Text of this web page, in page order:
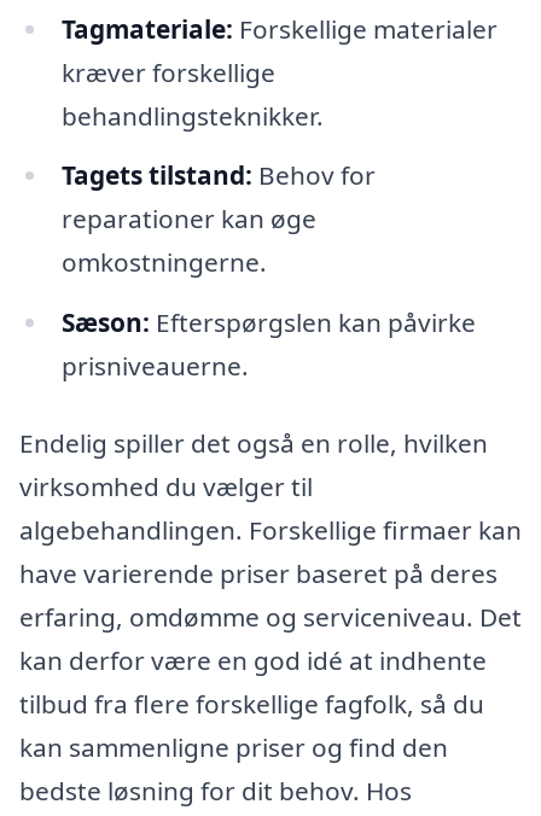
Tagmateriale: Forskellige materialer
kræver forskellige
behandlingsteknikker.
Tagets tilstand: Behov for
reparationer kan øge
omkostningerne.
Sæson: Efterspørgslen kan påvirke
prisniveauerne.
Endelig spiller det også en rolle, hvilken
virksomhed du vælger til
algebehandlingen. Forskellige firmaer kan
have varierende priser baseret på deres
erfaring, omdømme og serviceniveau. Det
kan derfor være en god idé at indhente
tilbud fra flere forskellige fagfolk, så du
kan sammenligne priser og find den
bedste løsning for dit behov. Hos